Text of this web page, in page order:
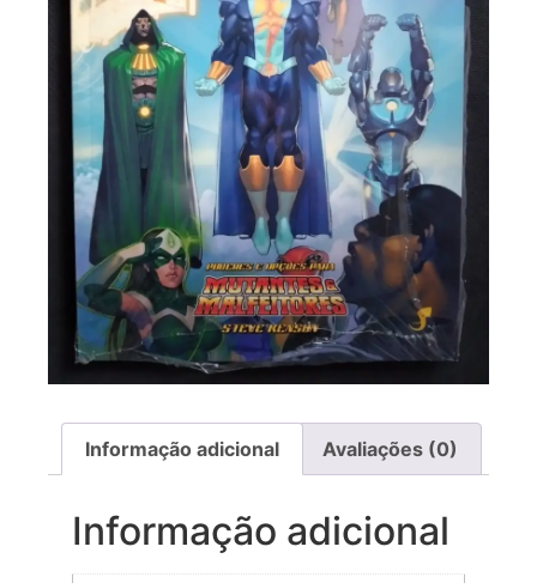
Informação adicional Avaliações (0)
Informação adicional